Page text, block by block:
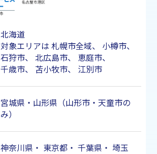
北海道
対象エリアは 札幌市全域、 小樽市、
石狩市、 北広島市、 恵庭市、
千歳市、 苫小牧市、 江別市
宮城県・山形県（山形市・天童市の
み）
神奈川県 ・ 東京都・ 千葉県 ・ 埼玉